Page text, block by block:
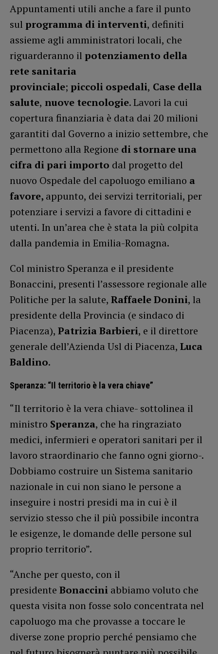
Appuntamenti utili anche a fare il punto
sul programma di interventi, definiti
assieme agli amministratori locali, che
riguarderanno il potenziamento della
rete sanitaria
provinciale; piccoli ospedali, Case della
salute, nuove tecnologie. Lavori la cui
copertura finanziaria è data dai 20 milioni
garantiti dal Governo a inizio settembre, che
permettono alla Regione di stornare una
cifra di pari importo dal progetto del
nuovo Ospedale del capoluogo emiliano a
favore, appunto, dei servizi territoriali, per
potenziare i servizi a favore di cittadini e
utenti. In un’area che è stata la più colpita
dalla pandemia in Emilia-Romagna.
Col ministro Speranza e il presidente
Bonaccini, presenti l’assessore regionale alle
Politiche per la salute, Raffaele Donini, la
presidente della Provincia (e sindaco di
Piacenza), Patrizia Barbieri, e il direttore
generale dell’Azienda Usl di Piacenza, Luca
Baldino.
Speranza: “Il territorio è la vera chiave”
“Il territorio è la vera chiave- sottolinea il
ministro Speranza, che ha ringraziato
medici, infermieri e operatori sanitari per il
lavoro straordinario che fanno ogni giorno-.
Dobbiamo costruire un Sistema sanitario
nazionale in cui non siano le persone a
inseguire i nostri presidi ma in cui è il
servizio stesso che il più possibile incontra
le esigenze, le domande delle persone sul
proprio territorio”.
“Anche per questo, con il
presidente Bonaccini abbiamo voluto che
questa visita non fosse solo concentrata nel
capoluogo ma che provasse a toccare le
diverse zone proprio perché pensiamo che